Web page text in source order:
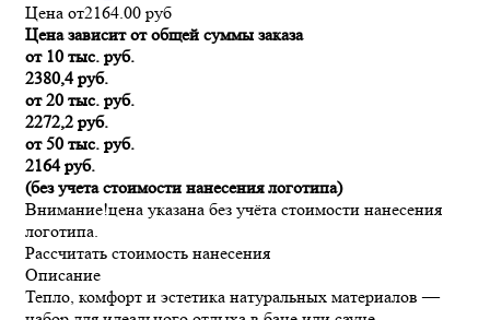
Цена от2164.00 руб
Цена зависит от общей суммы заказа
от 10 тыс. руб.
2380,4 руб.
от 20 тыс. руб.
2272,2 руб.
от 50 тыс. руб.
2164 руб.
(без учета стоимости нанесения логотипа)
Внимание!цена указана без учёта стоимости нанесения
логотипа.
Рассчитать стоимость нанесения
Описание
Тепло, комфорт и эстетика натуральных материалов —